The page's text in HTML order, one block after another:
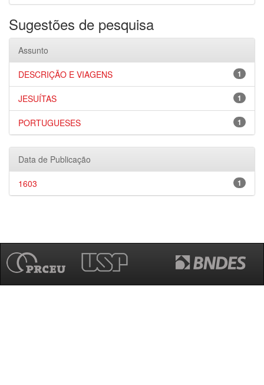
Sugestões de pesquisa
Assunto
1
DESCRIÇÃO E VIAGENS
1
JESUÍTAS
1
PORTUGUESES
Data de Publicação
1
1603